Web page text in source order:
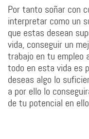
Por tanto soñar con
interpretar como un
que estas desean
vida, conseguir un
trabajo en tu empleo
todo en esta vida es
deseas algo lo
a por ello lo
de tu potencial en